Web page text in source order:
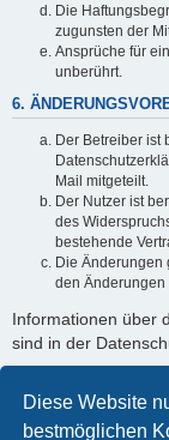
Diese Website
bestmöglichen
Die
zugunsten der
Ansprüche für
unberührt.
6.
Der Betreiber ist
Mail mitgeteilt.
Der Nutzer ist
des
bestehende
Die Änderungen
den Änderungen
Informationen über
sind in der